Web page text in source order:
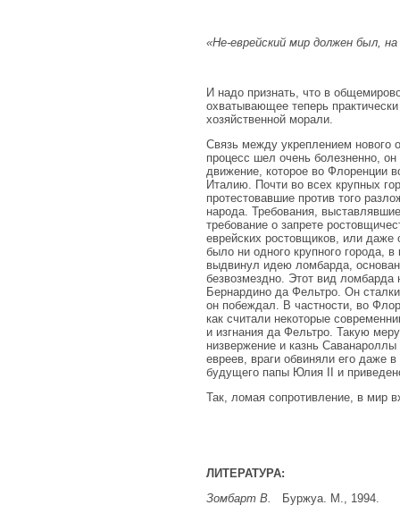
«He-еврейский мир должен был,
И надо признать, что в
охватывающее теперь
хозяйственной морали.
Связь между укреплением нового
процесс шел очень болезненно,
движение, которое во Флоренции
Италию. Почти во всех крупных
протестовавшие против того
народа. Требования,
требование о запрете
еврейских ростовщиков, или даже
было ни одного крупного города,
выдвинул идею ломбарда,
безвозмездно. Этот вид ломбарда
Бернардино да Фельтро. Он
он побеждал. В частности, во
как считали некоторые
и изгнания да Фельтро. Такую
низвержение и казнь
евреев, враги обвиняли его даже
будущего папы Юлия II и
Так, ломая сопротивление, в мир
ЛИТЕРАТУРА:
Зомбарт В.
Буржуа. М., 1994.